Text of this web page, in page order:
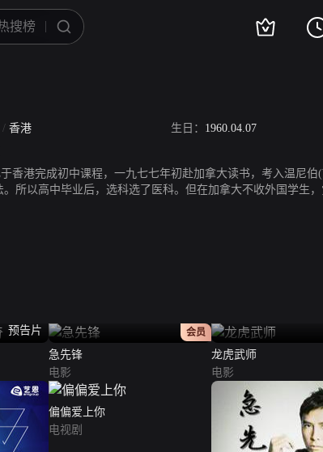
/ 香港 生日： 1960.04.07
香港完成初中课程，一九七七年初赴加拿大读书，考入温尼伯
所以高中毕业后，选科选了医科。但在加拿大不收外国学生
事导演行业。也对戏剧有非常浓厚的兴趣，遂于一九七九年返
预告片
正片
会员
急先锋
电影
龙虎武师
电影
偏偏爱上你
电视剧